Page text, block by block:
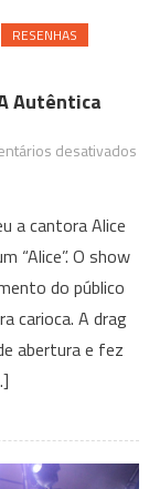
RESENHAS
Autêntica
desativados
a cantora Alice
“Alice”. O show
do público
carioca. A drag
abertura e fez